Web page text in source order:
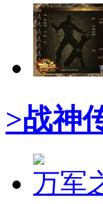
>战神
万军